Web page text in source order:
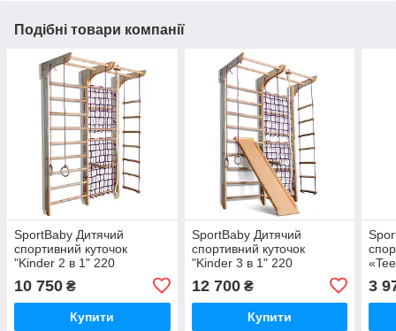
Подібні товари компанії
SportBaby Дитячий
спортивний куточок
"Kinder 2 в 1" 220
10 750 ₴
Купити
SportBaby Дитячий
спортивний куточок
"Kinder 3 в 1" 220
12 700₴
Купити
3